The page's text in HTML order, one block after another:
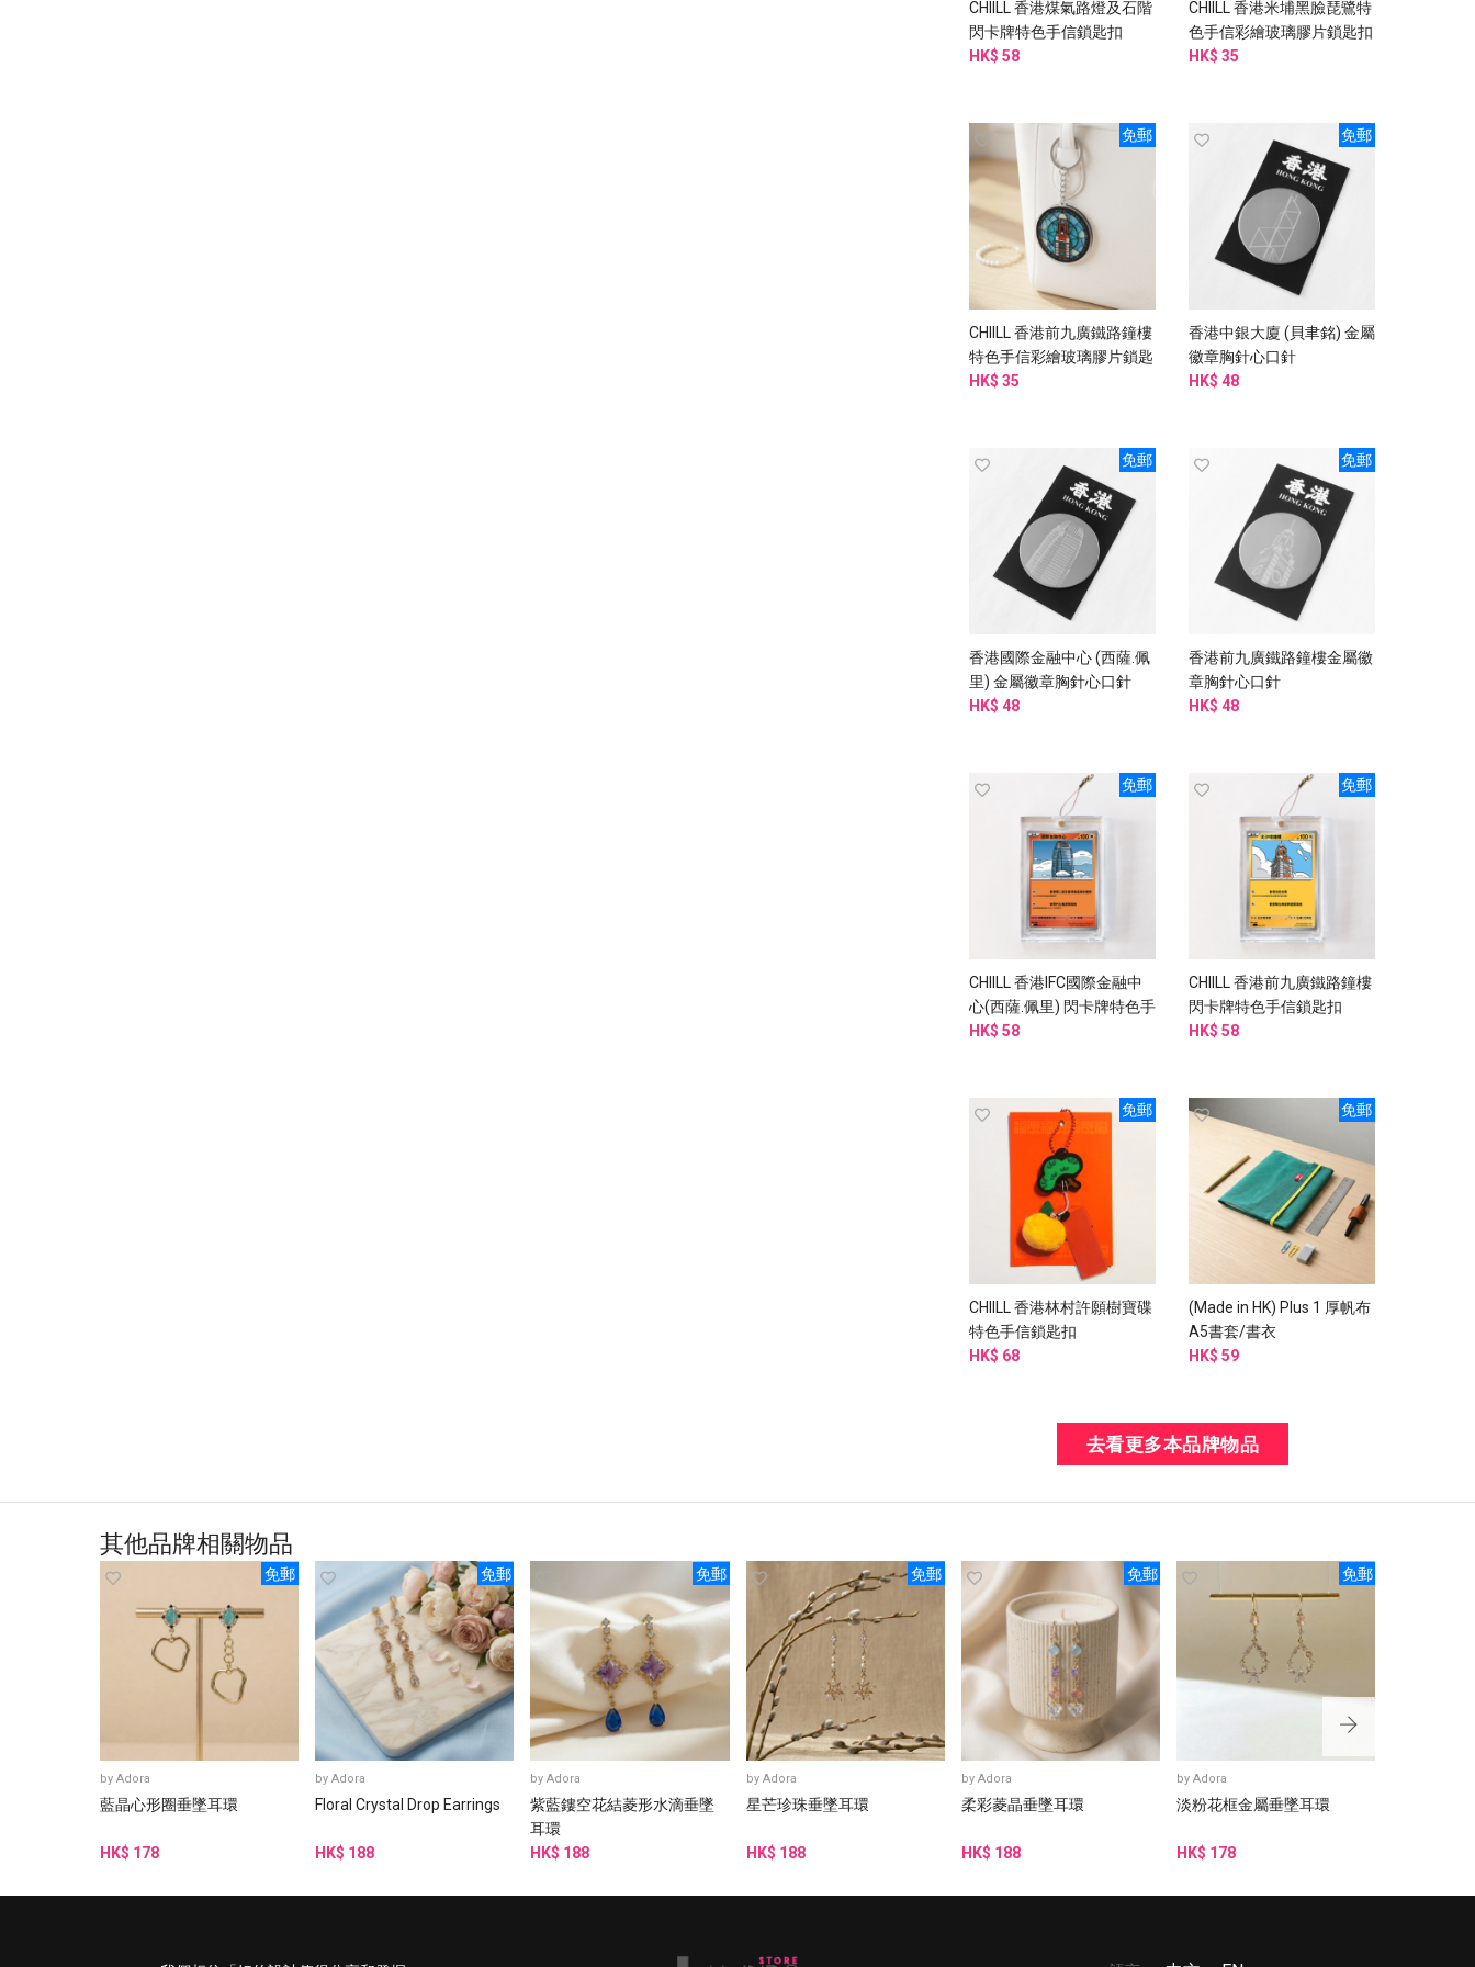
CHIILL 香港煤氣路燈及石階
閃卡牌特色手信鎖匙扣
HK$ 58
CHIILL 香港米埔黑臉琵鷺特
色手信彩繪玻璃膠片鎖匙扣
HK$ 35
免郵
CHIILL 香港前九廣鐵路鐘樓
特色手信彩繪玻璃膠片鎖匙
扣
HK$ 35
免郵
香港中銀大廈 (貝聿銘) 金屬
徽章胸針心口針
HK$ 48
免郵
香港國際金融中心 (西薩.佩
里) 金屬徽章胸針心口針
HK$ 48
免郵
香港前九廣鐵路鐘樓金屬徽
章胸針心口針
HK$ 48
免郵
CHIILL 香港IFC國際金融中
心(西薩.佩里) 閃卡牌特色手
信鎖匙扣
HK$ 58
免郵
CHIILL 香港前九廣鐵路鐘樓
閃卡牌特色手信鎖匙扣
HK$ 58
免郵
CHIILL 香港林村許願樹寶碟
特色手信鎖匙扣
HK$ 68
免郵
(Made in HK) Plus 1 厚帆布
A5書套/書衣
HK$ 59
去看更多本品牌物品
其他品牌相關物品
免郵
by Adora
藍晶心形圈垂墜耳環
HK$ 178
免郵
byAdora
Floral Crystal Drop Earrings
HK$ 188
免郵
byAdora
紫藍鏤空花結菱形水滴垂墜
耳環
HK$ 188
免郵
by Adora
星芒珍珠垂墜耳環
HK$ 188
免郵
byAdora
柔彩菱晶垂墜耳環
HK$ 188
免郵
byAdora
淡粉花框金屬垂墜耳環
HK$ 178